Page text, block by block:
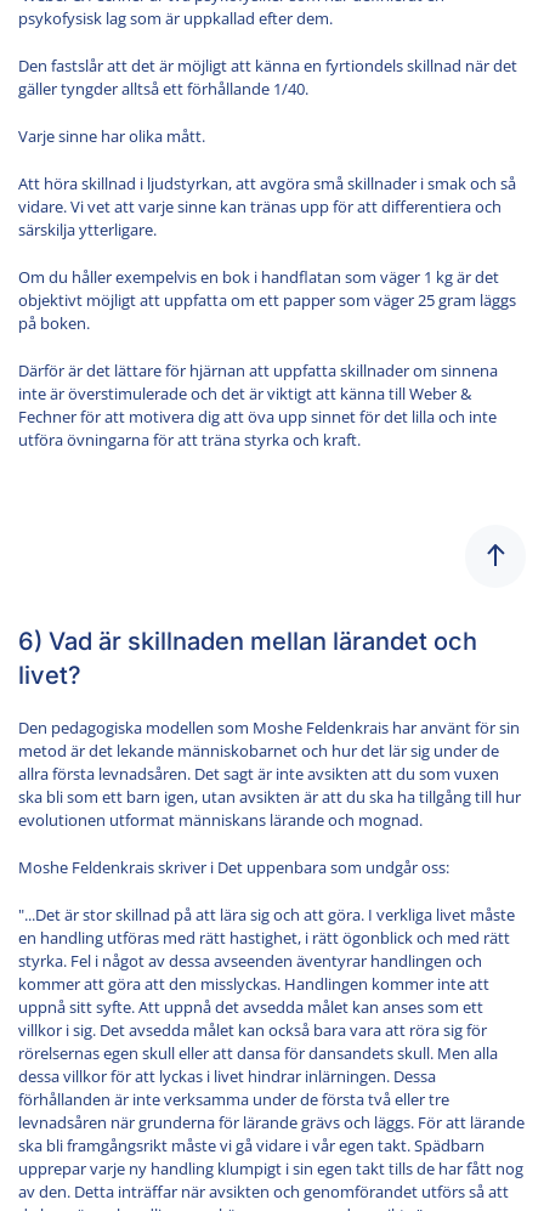
psykofysisk lag som är uppkallad efter dem.
Den fastslår att det är möjligt att känna en fyrtiondels skillnad när det
gäller tyngder alltså ett förhållande 1/40.
Varje sinne har olika mått.
Att höra skillnad i ljudstyrkan, att avgöra små skillnader i smak och så
vidare. Vi vet att varje sinne kan tränas upp för att differentiera och
särskilja ytterligare.
Om du håller exempelvis en bok i handflatan som väger 1 kg är det
objektivt möjligt att uppfatta om ett papper som väger 25 gram läggs
på boken.
Därför är det lättare för hjärnan att uppfatta skillnader om sinnena
inte är överstimulerade och det är viktigt att känna till Weber &
Fechner för att motivera dig att öva upp sinnet för det lilla och inte
utföra övningarna för att träna styrka och kraft.
6) Vad är skillnaden mellan lärandet och
livet?
Den pedagogiska modellen som Moshe Feldenkrais har använt för sin
metod är det lekande människobarnet och hur det lär sig under de
allra första levnadsåren. Det sagt är inte avsikten att du som vuxen
ska bli som ett barn igen, utan avsikten är att du ska ha tillgång till hur
evolutionen utformat människans lärande och mognad.
Moshe Feldenkrais skriver i Det uppenbara som undgår oss:
"...Det är stor skillnad på att lära sig och att göra. I verkliga livet måste
en handling utföras med rätt hastighet, i rätt ögonblick och med rätt
styrka. Fel i något av dessa avseenden äventyrar handlingen och
kommer att göra att den misslyckas. Handlingen kommer inte att
uppnå sitt syfte. Att uppnå det avsedda målet kan anses som ett
villkor i sig. Det avsedda målet kan också bara vara att röra sig för
rörelsernas egen skull eller att dansa för dansandets skull. Men alla
dessa villkor för att lyckas i livet hindrar inlärningen. Dessa
förhållanden är inte verksamma under de första två eller tre
levnadsåren när grunderna för lärande grävs och läggs. För att lärande
ska bli framgångsrikt måste vi gå vidare i vår egen takt. Spädbarn
upprepar varje ny handling klumpigt i sin egen takt tills de har fått nog
av den. Detta inträffar när avsikten och genomförandet utförs så att